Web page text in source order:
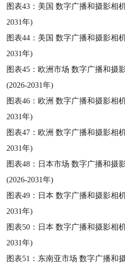
图表43： 美国 数字广播和摄影相
2031年)
图表44： 美国 数字广播和摄影相
2031年)
图表45： 欧洲市场 数字广播和摄
(2026-2031年)
图表46： 欧洲 数字广播和摄影相
2031年)
图表47： 欧洲 数字广播和摄影相
2031年)
图表48： 日本市场 数字广播和摄
(2026-2031年)
图表49： 日本 数字广播和摄影相
2031年)
图表50： 日本 数字广播和摄影相
2031年)
图表51： 东南亚市场 数字广播和